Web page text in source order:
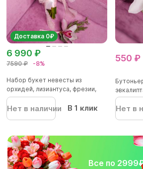
Доставка 0₽
7590 ₽ -8%
6 990 ₽
Набор букет невесты из
орхидей, лизиантуса, фрезии,
роз...
Нет в наличии В 1 клик
550 ₽
Нет в
Все по